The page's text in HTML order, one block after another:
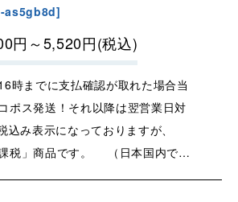
as5gb8d]
円 ～5,520円(税込)
時までに支払確認が取れた場合当
ポス発送！それ以降は翌営業日対
込み表示になっておりますが、
課税」商品です。 （日本国内で…